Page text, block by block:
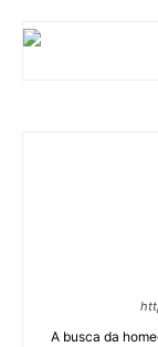
A busca da